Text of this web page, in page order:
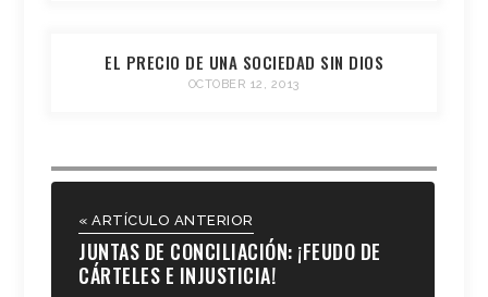
EL PRECIO DE UNA SOCIEDAD SIN DIOS
OCTOBER 12, 2013
« ARTÍCULO ANTERIOR
JUNTAS DE CONCILIACIÓN: ¡FEUDO DE
CÁRTELES E INJUSTICIA!